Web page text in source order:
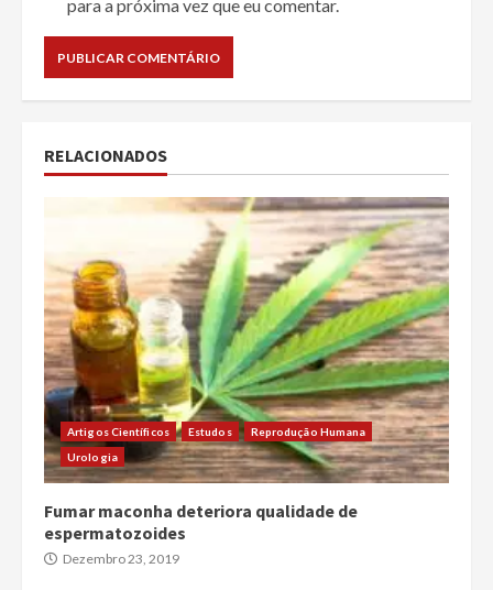
para a próxima vez que eu comentar.
RELACIONADOS
Artigos Científicos Estudos
Reprodução Humana
Urologia
Fumar maconha deteriora qualidade de
espermatozoides
Dezembro 23, 2019